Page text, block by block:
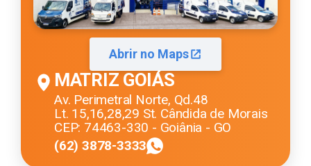
Abrir no Maps
MATRIZ GOIÁS
Av. Perimetral Norte, Qd.48
Lt. 15,16,28,29 St. Cândida de Morais
CEP: 74463-330 - Goiânia - GO
(62) 3878-3333